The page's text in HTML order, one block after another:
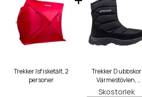
Trekker Isfisketält, 2
personer
Trekker Dubbskor
Värmestövlen,
Storlekar 36-46
Skostorlek